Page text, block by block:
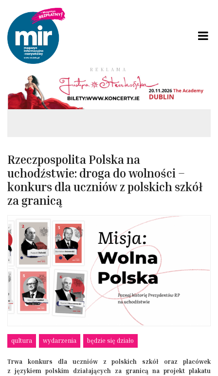
REKLAMA
Rzeczpospolita Polska na
uchodźstwie: droga do wolności –
konkurs dla uczniów z polskich szkół
za granicą
qultura wydarzenia będzie się działo
Trwa konkurs dla uczniów z polskich szkół oraz placówek
z językiem polskim działających za granicą na projekt plakatu